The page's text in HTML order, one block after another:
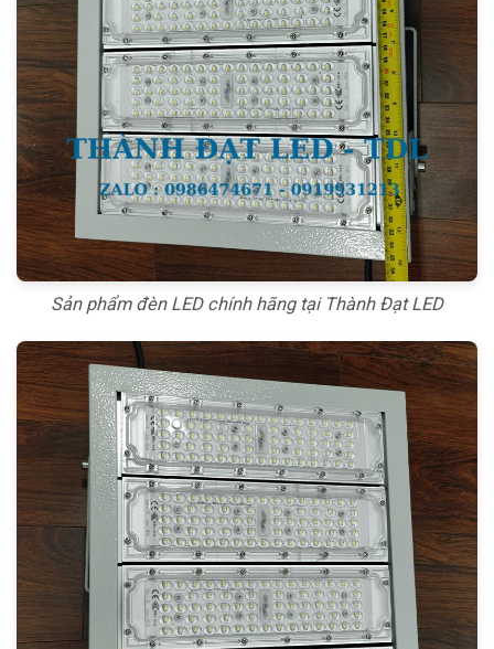
Sản phẩm đèn LED chính hãng tại Thành Đạt LED